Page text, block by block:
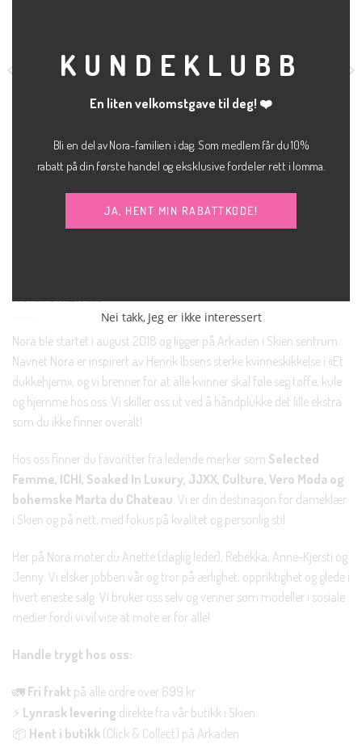
The celina skinny
kr1,200.00
MEW
GENSER
Fan rib tee
kr
Nora ble startet i august 2018 og ligger på Arkaden i Skien sentrum.
Navnet Nora er inspirert av Henrik Ibsens sterke kvinneskikkelse i «Et
dukkehjem», og vi brenner for at alle kvinner skal føle seg tøffe, kule
og hjemme hos oss. Vi skiller oss ut ved å håndplukke det lille ekstra
som du ikke finner overalt!
Hos oss finner du favoritter fra ledende merker som Selected
Femme, ICHI, Soaked In Luxury, JJXX, Culture, Vero Moda og
bohemske Marta du Chateau. Vi er din destinasjon for dameklær
i Skien og på nett, med fokus på kvalitet og personlig stil.
Her på Nora møter du Anette (daglig leder), Rebekka, Anne-Kjersti og
Jenny. Vi elsker jobben vår og tror på ærlighet, oppriktighet og glede i
hvert eneste salg. Vi bruker oss selv og venner som modeller i sosiale
medier fordi vi vil vise at mote er for alle!
Handle trygt hos oss:
🚛 Fri frakt på alle ordre over 699 kr.
⚡ Lynrask levering direkte fra vår butikk i Skien.
📦 Hent i butikk (Click & Collect) på Arkaden.
KUNDEKLUBB
En liten velkomstgave til deg! ❤️
Bli en del av Nora-familien i dag. Som medlem får du 10%
rabatt på din første handel og eksklusive fordeler rett i lomma.
JA, HENT MIN RABATTKODE!
Nei takk, Jeg er ikke interessert